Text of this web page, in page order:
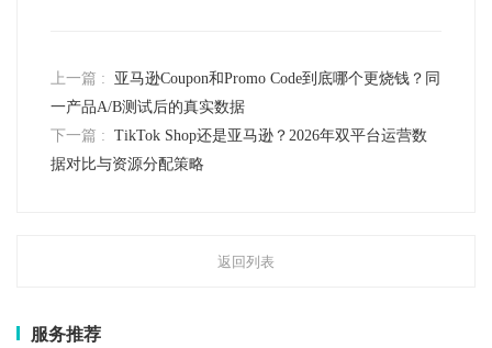
上一篇 :
亚马逊Coupon和Promo Code到底哪个更烧钱？同
一产品A/B测试后的真实数据
下一篇 : TikTok Shop还是亚马逊？2026年双平台运营数
据对比与资源分配策略
返回列表
服务推荐